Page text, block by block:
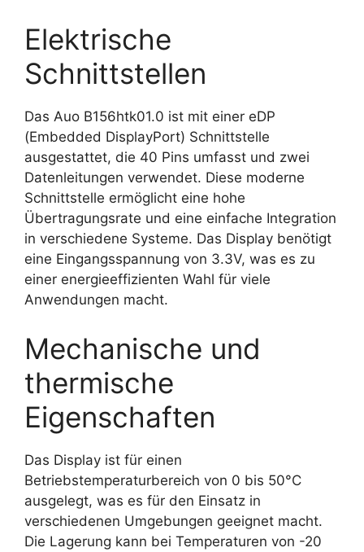
Elektrische
Schnittstellen
Das Auo B156htk01.0 ist mit einer eDP
(Embedded DisplayPort) Schnittstelle
ausgestattet, die 40 Pins umfasst und zwei
Datenleitungen verwendet. Diese moderne
Schnittstelle ermöglicht eine hohe
Übertragungsrate und eine einfache Integration
in verschiedene Systeme. Das Display benötigt
eine Eingangsspannung von 3.3V, was es zu
einer energieeffizienten Wahl für viele
Anwendungen macht.
Mechanische und
thermische
Eigenschaften
Das Display ist für einen
Betriebstemperaturbereich von 0 bis 50°C
ausgelegt, was es für den Einsatz in
verschiedenen Umgebungen geeignet macht.
Die Lagerung kann bei Temperaturen von -20